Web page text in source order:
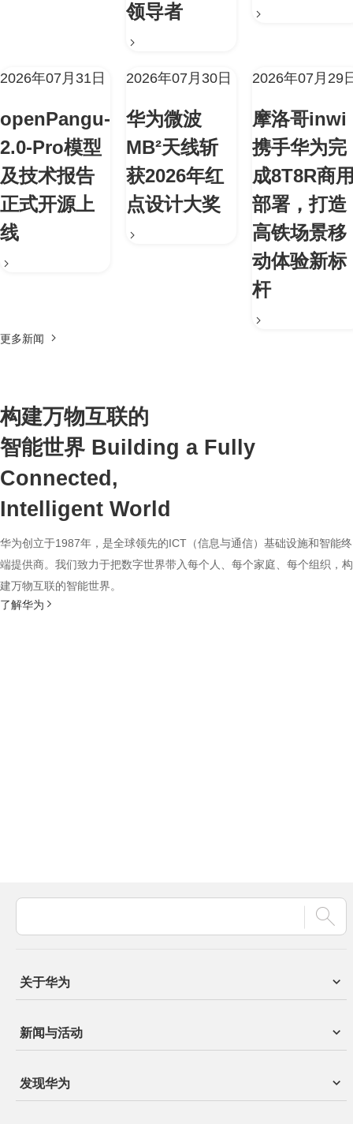
领导者
2026年07月31日
openPangu-
2.0-Pro模型
及技术报告
正式开源上
线
2026年07月30日
华为微波
MB²天线斩
获2026年红
点设计大奖
2026年07月29
摩洛哥inwi
携手华为完
成8T8R商
部署，打造
高铁场景移
动体验新标
杆
更多新闻
构建万物互联的
智能世界 Building a Fully
Connected,
Intelligent World
华为创立于1987年，是全球领先的ICT（信息与通信）基础设施和智能终
端提供商。我们致力于把数字世界带入每个人、每个家庭、每个组织，构
建万物互联的智能世界。
了解华为
关于华为
新闻与活动
发现华为